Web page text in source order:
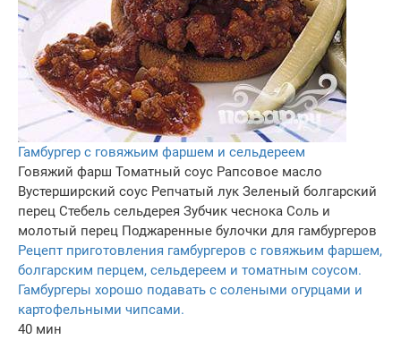
Гамбургер с говяжьим фаршем и сельдереем
Говяжий фарш Томатный соус Рапсовое масло
Вустерширский соус Репчатый лук Зеленый болгарский
перец Стебель сельдерея Зубчик чеснока Соль и
молотый перец Поджаренные булочки для гамбургеров
Рецепт приготовления гамбургеров с говяжьим фаршем,
болгарским перцем, сельдереем и томатным соусом.
Гамбургеры хорошо подавать с солеными огурцами и
картофельными чипсами.
40 мин